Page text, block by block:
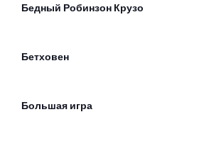
Бедный Робинзон Крузо
Бетховен
Большая игра